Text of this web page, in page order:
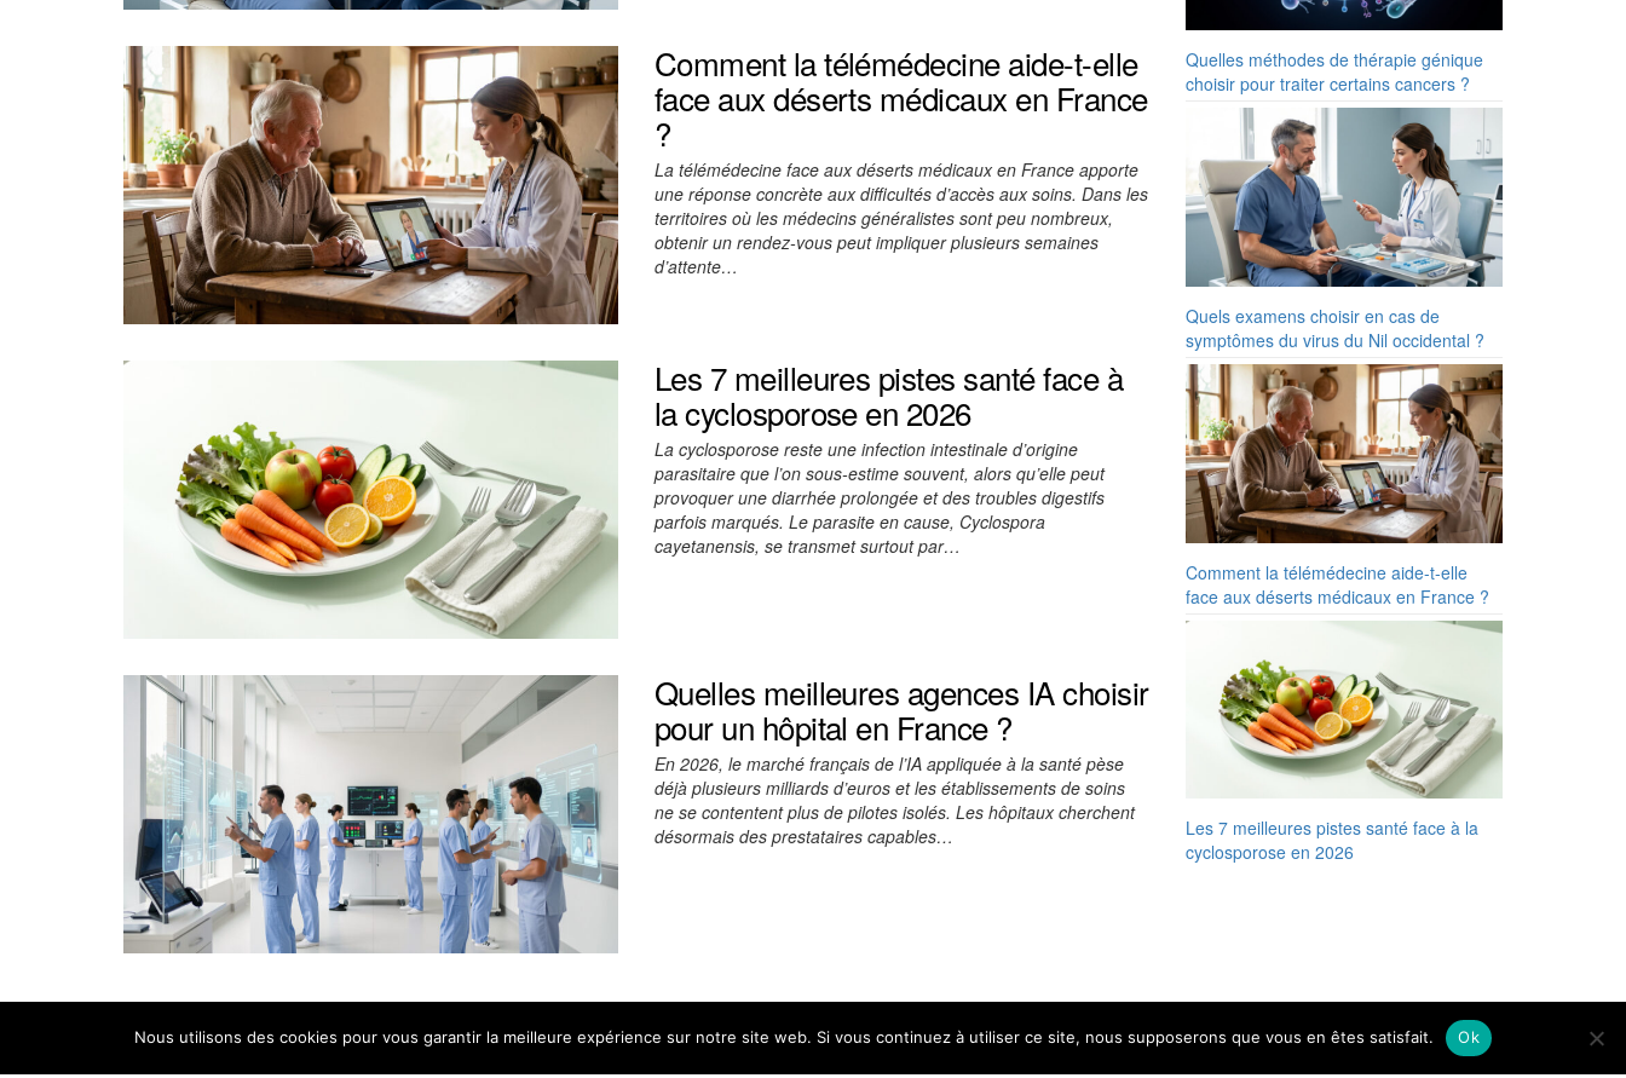
Comment la télémédecine aide-t-elle
face aux déserts médicaux en France
?
La télémédecine face aux déserts médicaux en France apporte
une réponse concrète aux difficultés d’accès aux soins. Dans les
territoires où les médecins généralistes sont peu nombreux,
obtenir un rendez-vous peut impliquer plusieurs semaines
d’attente…
Les 7 meilleures pistes santé face à
la cyclosporose en 2026
La cyclosporose reste une infection intestinale d’origine
parasitaire que l’on sous-estime souvent, alors qu’elle peut
provoquer une diarrhée prolongée et des troubles digestifs
parfois marqués. Le parasite en cause, Cyclospora
cayetanensis, se transmet surtout par…
Quelles meilleures agences IA choisir
pour un hôpital en France ?
En 2026, le marché français de l’IA appliquée à la santé pèse
déjà plusieurs milliards d’euros et les établissements de soins
ne se contentent plus de pilotes isolés. Les hôpitaux cherchent
désormais des prestataires capables…
Quelles méthodes de thérapie génique
choisir pour traiter certains cancers ?
Quels examens choisir en cas de
symptômes du virus du Nil occidental ?
Comment la télémédecine aide-t-elle
face aux déserts médicaux en France ?
Les 7 meilleures pistes santé face à la
cyclosporose en 2026
Plastep - Tous droits reservés|Copyright © 2026
Nous utilisons des cookies pour vous garantir la meilleure expérience sur notre site web. Si vous continuez à utiliser ce site, nous supposerons que vous en êtes satisfait. Ok